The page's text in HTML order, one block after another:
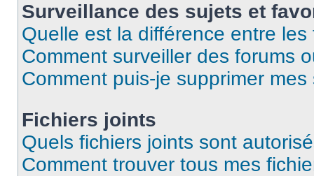
Surveillance des sujets et
Quelle est la différence entre
Comment surveiller des forums
Comment puis-je supprimer
Fichiers joints
Quels fichiers joints sont
Comment trouver tous mes